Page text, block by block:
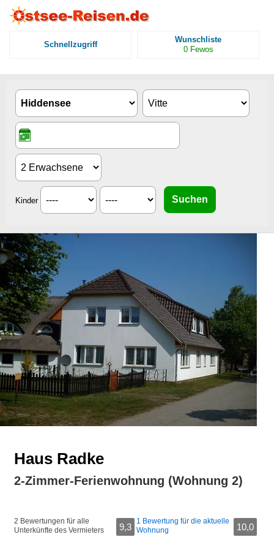
Schnellzugriff
Wunschliste
0 Fewos
Kinder
Haus Radke
2-Zimmer-Ferienwohnung (Wohnung 2)
2 Bewertungen für alle
Unterkünfte des Vermieters
9,3
1 Bewertung für die aktuelle
Wohnung
10,0